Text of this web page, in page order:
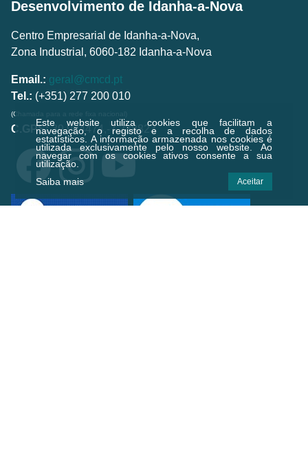
Este website utiliza cookies que facilitam a
navegação, o registo e a recolha de dados
estatísticos.A informação armazenada nos cookies é
utilizada exclusivamente pelo nosso website. Ao
navegar com os cookies ativos consente a sua
utilização.
Saiba mais
Aceitar
Desenvolvimento de Idanha-a-Nova
Centro Empresarial de Idanha-a-Nova,
Zona Industrial, 6060-182 Idanha-a-Nova
Email.: geral@cmcd.pt
Tel.: (+351) 277 200 010
(Chamada para a rede fixa nacional)
C.GPS:39.924474,-7.238823